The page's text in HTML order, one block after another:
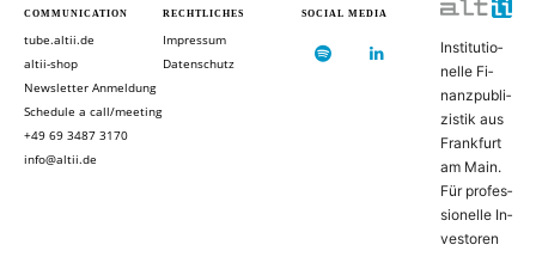
COMMUNICATION
tube.altii.de
altii-shop
Newsletter Anmeldung
Schedule a call/meeting
+49 69 3487 3170
info@altii.de
RECHTLICHES
Impressum
Datenschutz
SOCIAL MEDIA
In­sti­tu­ti­o­
nel­le Fi­
nanz­pu­bli­
zis­tik aus
Frank­furt
am Main.
Für pro­fes­
si­o­nel­le In­
ves­to­ren